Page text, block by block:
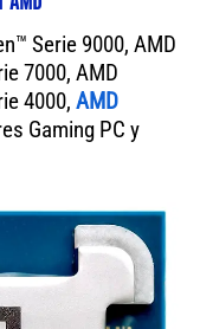
Serie 9000, AMD
7000, AMD
4000, AMD
Gaming PC y